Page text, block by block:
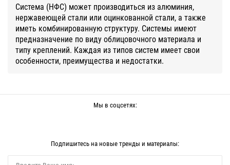
Система (НФС) может производиться из алюминия,
нержавеющей стали или оцинкованной стали, а также
иметь комбинированную структуру. Системы имеют
предназначение по виду облицовочного материала и
типу креплений. Каждая из типов систем имеет свои
особенности, преимущества и недостатки.
Мы в соцсетях:
Подпишитесь на новые тренды и материалы: